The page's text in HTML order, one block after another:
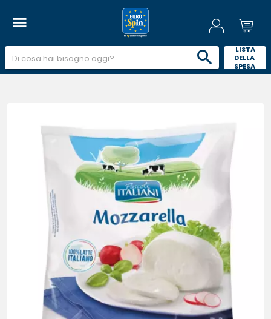
LISTA
DELLA
SPESA